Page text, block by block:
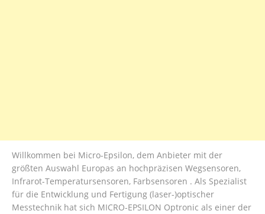
Willkommen bei Micro-Epsilon, dem Anbieter mit der
größten Auswahl Europas an hochpräzisen Wegsensoren,
Infrarot-Temperatursensoren, Farbsensoren . Als Spezialist
für die Entwicklung und Fertigung (laser-)optischer
Messtechnik hat sich MICRO-EPSILON Optronic als einer der